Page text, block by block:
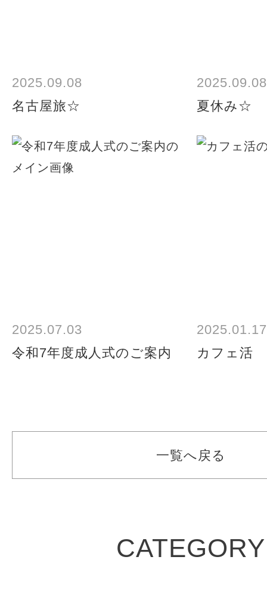
2025.09.08
名古屋旅☆
2025.09.08
夏休み☆
2025.07.03
令和7年度成人式のご案内
2025.01.17
カフェ活
一覧へ戻る
CATEGORY